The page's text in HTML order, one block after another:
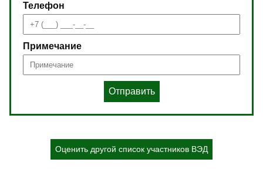
Телефон
Примечание
Отправить
Оценить другой список участников ВЭД